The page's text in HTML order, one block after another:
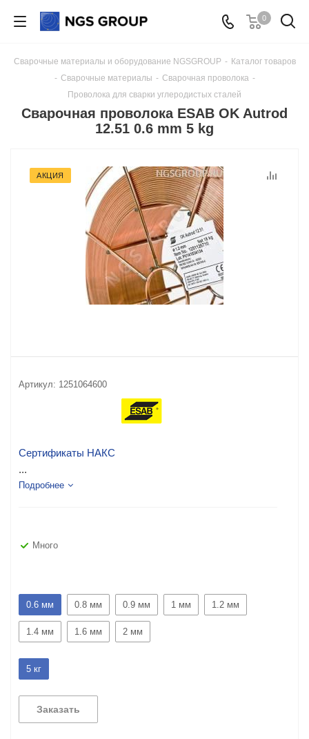
0
Сварочные материалы и оборудование NGSGROUP - Каталог товаров
- Сварочные материалы - Сварочная проволока -
Проволока для сварки углеродистых сталей
Сварочная проволока ESAB OK Autrod
12.51 0.6 mm 5 kg
АКЦИЯ
Артикул: 1251064600
Сертификаты НАКС
...
Подробнее
Много
0.6 мм 0.8 мм 0.9 мм 1 мм 1.2 мм
1.4 мм 1.6 мм 2 мм
5 кг
Заказать